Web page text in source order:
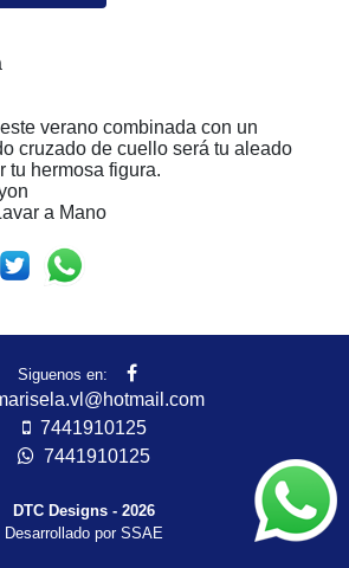
verano combinada con un
cruzado de cuello será tu aleado
tu hermosa figura.
a Mano
Siguenos en:
7441910125
7441910125
DTC Designs - 2026
Desarrollado por SSAE